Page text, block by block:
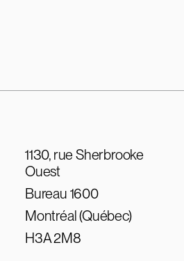
1130, rue Sherbrooke
Ouest
Bureau 1600
Montréal (Québec)
H3A 2M8